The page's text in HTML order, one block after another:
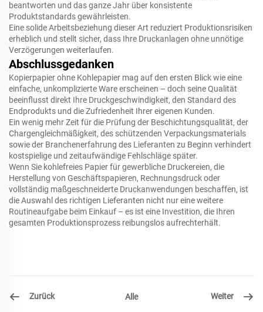
beantworten und das ganze Jahr über konsistente
Produktstandards gewährleisten.
Eine solide Arbeitsbeziehung dieser Art reduziert Produktionsrisiken
erheblich und stellt sicher, dass Ihre Druckanlagen ohne unnötige
Verzögerungen weiterlaufen.
Abschlussgedanken
Kopierpapier ohne Kohlepapier mag auf den ersten Blick wie eine
einfache, unkomplizierte Ware erscheinen – doch seine Qualität
beeinflusst direkt Ihre Druckgeschwindigkeit, den Standard des
Endprodukts und die Zufriedenheit Ihrer eigenen Kunden.
Ein wenig mehr Zeit für die Prüfung der Beschichtungsqualität, der
Chargengleichmäßigkeit, des schützenden Verpackungsmaterials
sowie der Branchenerfahrung des Lieferanten zu Beginn verhindert
kostspielige und zeitaufwändige Fehlschläge später.
Wenn Sie kohlefreies Papier für gewerbliche Druckereien, die
Herstellung von Geschäftspapieren, Rechnungsdruck oder
vollständig maßgeschneiderte Druckanwendungen beschaffen, ist
die Auswahl des richtigen Lieferanten nicht nur eine weitere
Routineaufgabe beim Einkauf – es ist eine Investition, die Ihren
gesamten Produktionsprozess reibungslos aufrechterhält.
Zurück Alle Weiter